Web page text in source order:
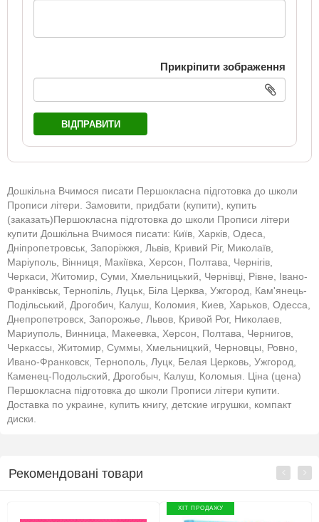
Прикріпити зображення
ВІДПРАВИТИ
Дошкільна Вчимося писати Першокласна підготовка до школи
Прописи літери. Замовити, придбати (купити), купить
(заказать)Першокласна підготовка до школи Прописи літери
купити Дошкільна Вчимося писати: Київ, Харків, Одеса,
Дніпропетровськ, Запоріжжя, Львів, Кривий Ріг, Миколаїв,
Маріуполь, Вінниця, Макіївка, Херсон, Полтава, Чернігів,
Черкаси, Житомир, Суми, Хмельницький, Чернівці, Рівне, Івано-
Франківськ, Тернопіль, Луцьк, Біла Церква, Ужгород, Кам'янець-
Подільський, Дрогобич, Калуш, Коломия, Киев, Харьков, Одесса,
Днепропетровск, Запорожье, Львов, Кривой Рог, Николаев,
Мариуполь, Винница, Макеевка, Херсон, Полтава, Чернигов,
Черкассы, Житомир, Суммы, Хмельницкий, Черновцы, Ровно,
Ивано-Франковск, Тернополь, Луцк, Белая Церковь, Ужгород,
Каменец-Подольский, Дрогобыч, Калуш, Коломыя. Ціна (цена)
Першокласна підготовка до школи Прописи літери купити.
Доставка по украине, купить книгу, детские игрушки, компакт
диски.
Рекомендовані товари
ХІТ ПРОДАЖУ